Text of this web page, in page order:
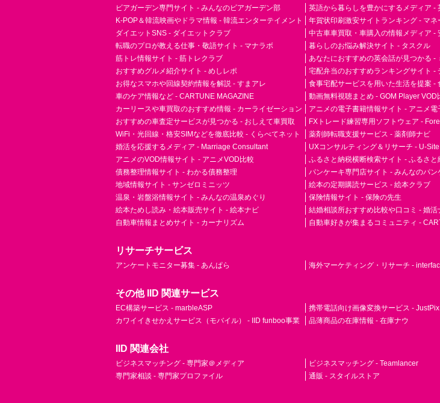
ビアガーデン専門サイト - みんなのビアガーデン部
K-POP＆韓流映画やドラマ情報 - 韓流エンターテイメント
ダイエットSNS - ダイエットクラブ
転職のプロが教える仕事・敬語サイト - マナラボ
筋トレ情報サイト - 筋トレクラブ
おすすめグルメ紹介サイト - めしレポ
お得なスマホや回線契約情報を解説 - すまアレ
車のケア情報など - CARTUNE MAGAZINE
カーリースや車買取のおすすめ情報 - カーライゼーション
おすすめの車査定サービスが見つかる - おしえて車買取
WiFi・光回線・格安SIMなどを徹底比較 - くらべてネット
婚活を応援するメディア - Marriage Consultant
アニメのVOD情報サイト - アニメVOD比較
債務整理情報サイト - わかる債務整理
地域情報サイト - サンゼロミニッツ
温泉・岩盤浴情報サイト - みんなの温泉めぐり
絵本ためし読み・絵本販売サイト - 絵本ナビ
自動車情報まとめサイト - カーナリズム
英語から暮らしを豊かにするメディア -
年賀状印刷激安サイトランキング - マネ
中古車車買取・車購入の情報メディア -
暮らしのお悩み解決サイト - タスクル
あなたにおすすめの英会話が見つかる -
宅配弁当のおすすめランキングサイト -
食事宅配サービスを用いた生活を提案 -
動画無料視聴まとめ - GOM Player VOD
アニメの電子書籍情報サイト - アニメ電
FXトレード練習専用ソフトウェア -
薬剤師転職支援サービス - 薬剤師ナビ
UXコンサルティング＆リサーチ - U-Site
ふるさと納税横断検索サイト - ふるさと
パンケーキ専門店サイト - みんなのパン
絵本の定期購読サービス - 絵本クラブ
保険情報サイト - 保険の先生
結婚相談所おすすめ比較や口コミ - 婚活
自動車好きが集まるコミュニティ -
リサーチサービス
アンケートモニター募集 - あんぱら 海外マーケティング・リサーチ -
その他 IID 関連サービス
EC構築サービス - marbleASP
カワイイきせかえサービス（モバイル） - IID funboo事業
携帯電話向け画像変換サービス - JustPix
品薄商品の在庫情報 - 在庫ナウ
IID 関連会社
ビジネスマッチング - 専門家＠メディア
専門家相談 - 専門家プロファイル
ビジネスマッチング - Teamlancer
通販 - スタイルストア